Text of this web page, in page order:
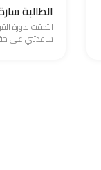
الطالبة
التحقت بدورة
ساعدتني على